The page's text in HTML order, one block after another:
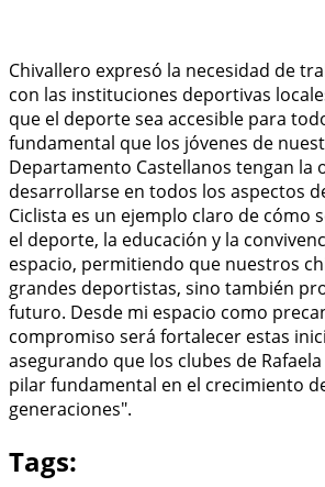
Chivallero expresó la necesidad de
con las instituciones deportivas
que el deporte sea accesible para
fundamental que los jóvenes de
Departamento Castellanos tengan la
desarrollarse en todos los aspectos
Ciclista es un ejemplo claro de cómo
el deporte, la educación y la
espacio, permitiendo que nuestros
grandes deportistas, sino también
futuro. Desde mi espacio como
compromiso será fortalecer estas
asegurando que los clubes de
pilar fundamental en el crecimiento
generaciones".
Tags: